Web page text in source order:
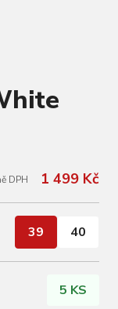
DPH 1 499 Kč
39 40
5 KS